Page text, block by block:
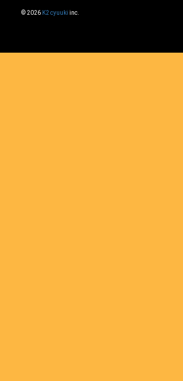
© 2026 K2 cyuuki inc.